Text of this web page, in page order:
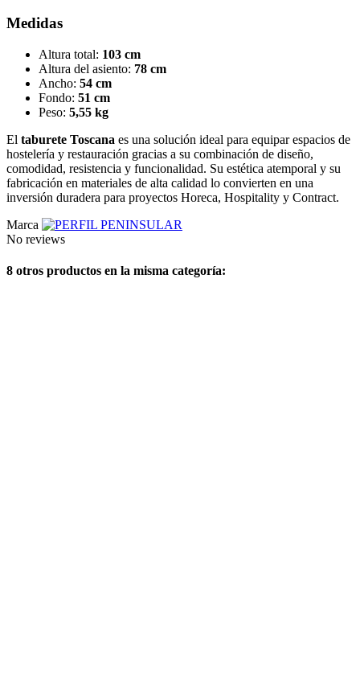
Medidas
Altura total: 103 cm
Altura del asiento: 78 cm
Ancho: 54 cm
Fondo: 51 cm
Peso: 5,55 kg
El taburete Toscana es una solución ideal para equipar espacios de
hostelería y restauración gracias a su combinación de diseño,
comodidad, resistencia y funcionalidad. Su estética atemporal y su
fabricación en materiales de alta calidad lo convierten en una
inversión duradera para proyectos Horeca, Hospitality y Contract.
Marca
No reviews
8 otros productos en la misma categoría: